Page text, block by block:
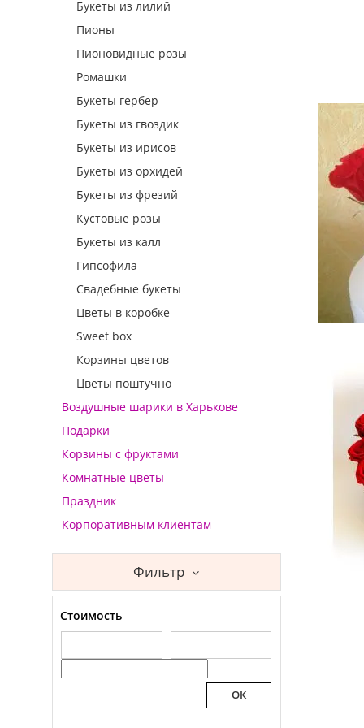
Букеты из лилий
Пионы
Пионовидные розы
Ромашки
Букеты гербер
Букеты из гвоздик
Букеты из ирисов
Букеты из орхидей
Букеты из фрезий
Кустовые розы
Букеты из калл
Гипсофила
Свадебные букеты
Цветы в коробке
Sweet box
Корзины цветов
Цветы поштучно
Воздушные шарики в Харькове
Подарки
Корзины с фруктами
Комнатные цветы
Праздник
Корпоративным клиентам
Фильтр
Стоимость